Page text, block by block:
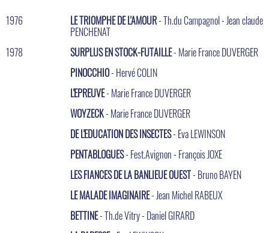
1976 LE TRIOMPHE DE L'AMOUR- Th.du Campagnol - Jean claude
PENCHENAT
1978
SURPLUS EN STOCK-FUTAILLE- Marie France DUVERGER
PINOCCHIO- Hervé COLIN
L'EPREUVE- Marie France DUVERGER
WOYZECK- Marie France DUVERGER
DE L'EDUCATION DES INSECTES- Eva LEWINSON
PENTABLOGUES- Fest.Avignon - François JOXE
LES FIANCES DE LA BANLIEUE OUEST- Bruno BAYEN
LE MALADE IMAGINAIRE- Jean Michel RABEUX
BETTINE- Th.de Vitry - Daniel GIRARD